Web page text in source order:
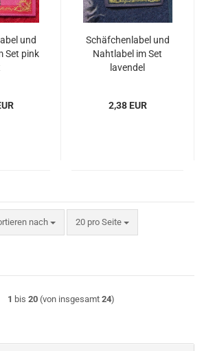
und
Set pink
Schäfchenlabel und
Nahtlabel im Set
lavendel
2,38 EUR
nach
nach 20 pro Seite
pro Seite
1 bis 20 (von insgesamt 24)